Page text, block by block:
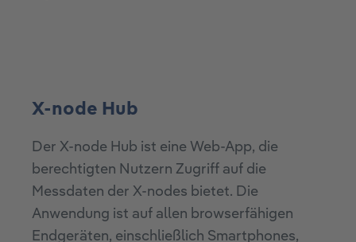
X-node Hub
Der X-node Hub ist eine Web-App, die
berechtigten Nutzern Zugriff auf die
Messdaten der X-nodes bietet. Die
Anwendung ist auf allen browserfähigen
Endgeräten, einschließlich Smartphones,